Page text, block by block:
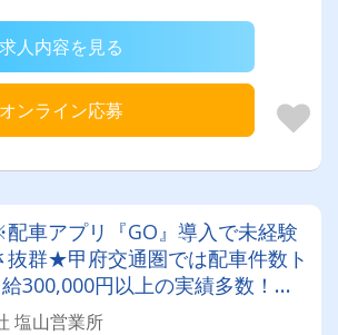
求人内容を見る
オンライン応募
車アプリ『GO』導入で未経験
抜群★甲府交通圏では配車件数ト
300,000円以上の実績多数！タ
挑戦してみませんか？
塩山営業所